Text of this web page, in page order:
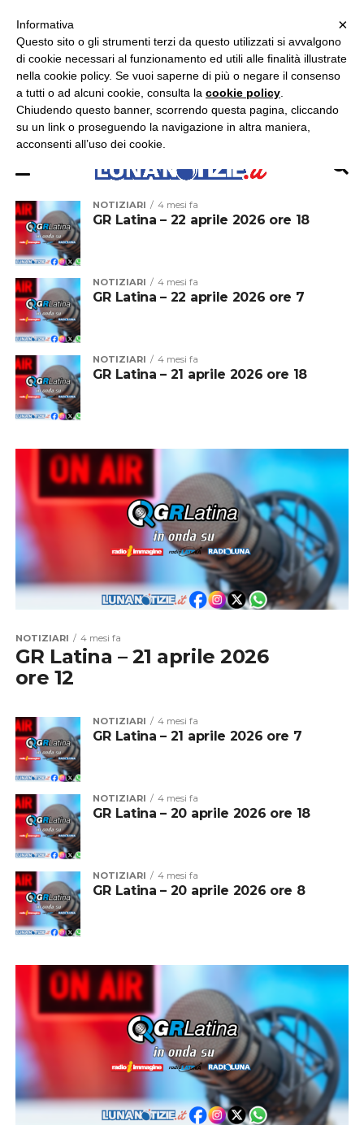
ASCOLTA RADIO LUNA
NOTIZIARI 4 mesi fa
GR Latina – 22 aprile 2026 ore 18
NOTIZIARI 4 mesi fa
GR Latina – 22 aprile 2026 ore 7
NOTIZIARI 4 mesi fa
GR Latina – 21 aprile 2026 ore 18
NOTIZIARI 4 mesi fa
GR Latina – 21 aprile 2026
ore 12
NOTIZIARI 4 mesi fa
GR Latina – 21 aprile 2026 ore 7
NOTIZIARI 4 mesi fa
GR Latina – 20 aprile 2026 ore 18
NOTIZIARI 4 mesi fa
GR Latina – 20 aprile 2026 ore 8
×
×
Informativa
Questo sito o gli strumenti terzi da questo utilizzati si avvalgono
di cookie necessari al funzionamento ed utili alle finalità illustrate
nella cookie policy. Se vuoi saperne di più o negare il consenso
a tutti o ad alcuni cookie, consulta la cookie policy
Chiudendo questo banner, scorrendo questa pagina, cliccando
su un link o proseguendo la navigazione in altra maniera,
acconsenti all’uso dei cookie.